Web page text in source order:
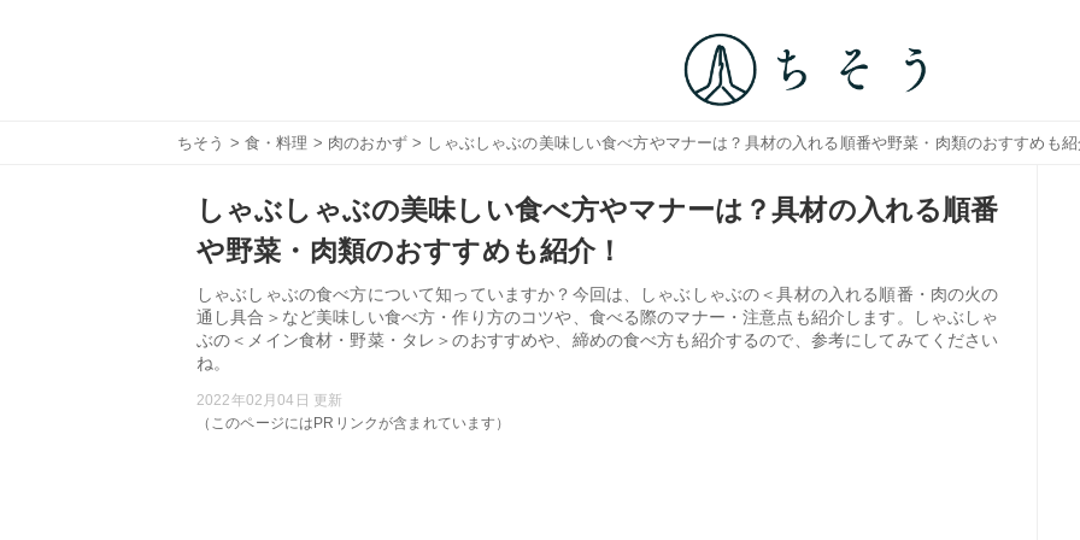
ちそう > 食・料理 > 肉のおかず> しゃぶしゃぶの美味しい食べ方やマナーは？具材の入れる順番や野菜・肉類のおすすめも
しゃぶしゃぶの美味しい食べ方やマナーは？具材の入れる順番
や野菜・肉類のおすすめも紹介！
しゃぶしゃぶの食べ方について知っていますか？今回は、しゃぶしゃぶの＜具材の入れる順番・肉の火の
通し具合＞など美味しい食べ方・作り方のコツや、食べる際のマナー・注意点も紹介します。しゃぶしゃ
ぶの＜メイン食材・野菜・タレ＞のおすすめや、締めの食べ方も紹介するので、参考にしてみてください
ね。
2022年02月04日 更新
（このページにはPRリンクが含まれています）